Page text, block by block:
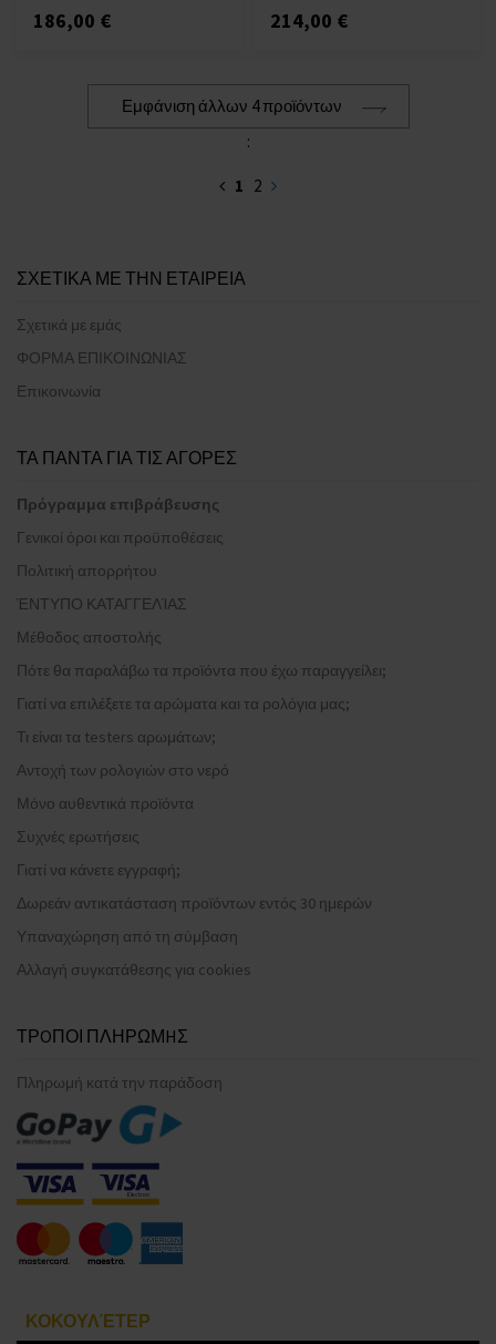
186,00 € 214,00 €
Εμφάνιση άλλων 4 προϊόντων
:
1 2
ΣΧΕΤΙΚΑ ΜΕ ΤΗΝ ΕΤΑΙΡΕΙΑ
Σχετικά με εμάς
ΦΟΡΜΑ ΕΠΙΚΟΙΝΩΝΙΑΣ
Επικοινωνία
ΤΑ ΠΑΝΤΑ ΓΙΑ ΤΙΣ ΑΓΟΡΕΣ
Πρόγραμμα επιβράβευσης
Γενικοί όροι και προϋποθέσεις
Πολιτική απορρήτου
ΈΝΤΥΠΟ ΚΑΤΑΓΓΕΛΊΑΣ
Μέθοδος αποστολής
Πότε θα παραλάβω τα προϊόντα που έχω παραγγείλει;
Γιατί να επιλέξετε τα αρώματα και τα ρολόγια μας;
Τι είναι τα testers αρωμάτων;
Αντοχή των ρολογιών στο νερό
Μόνο αυθεντικά προϊόντα
Συχνές ερωτήσεις
Γιατί να κάνετε εγγραφή;
Δωρεάν αντικατάσταση προϊόντων εντός 30 ημερών
Υπαναχώρηση από τη σύμβαση
Αλλαγή συγκατάθεσης για cookies
ΤΡOΠΟΙ ΠΛΗΡΩΜHΣ
Πληρωμή κατά την παράδοση
ΚΟΚΟΥΛΈΤΕΡ